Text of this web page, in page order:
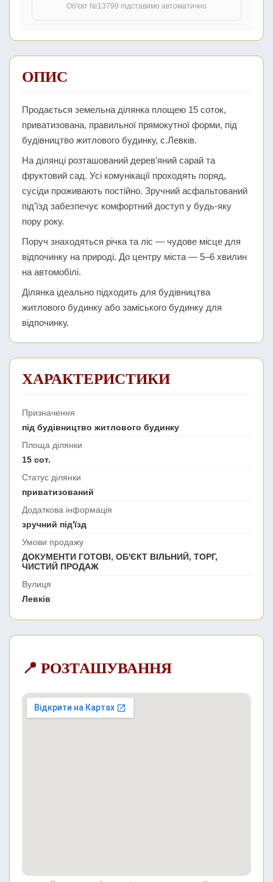
Об'єкт №13799 підставимо автоматично
ОПИС
Продається земельна ділянка площею 15 соток,
приватизована, правильної прямокутної форми, під
будівництво житлового будинку, с.Левків.
На ділянці розташований дерев’яний сарай та
фруктовий сад. Усі комунікації проходять поряд,
сусіди проживають постійно. Зручний асфальтований
під’їзд забезпечує комфортний доступ у будь-яку
пору року.
Поруч знаходяться річка та ліс — чудове місце для
відпочинку на природі. До центру міста — 5–6 хвилин
на автомобілі.
Ділянка ідеально підходить для будівництва
житлового будинку або заміського будинку для
відпочинку.
ХАРАКТЕРИСТИКИ
Призначення
під будівництво житлового будинку
Площа ділянки
15 сот.
Статус ділянки
приватизований
Додаткова інформація
зручний під'їзд
Умови продажу
ДОКУМЕНТИ ГОТОВІ, ОБ'ЄКТ ВІЛЬНИЙ, ТОРГ,
ЧИСТИЙ ПРОДАЖ
Вулиця
Левків
📍 РОЗТАШУВАННЯ